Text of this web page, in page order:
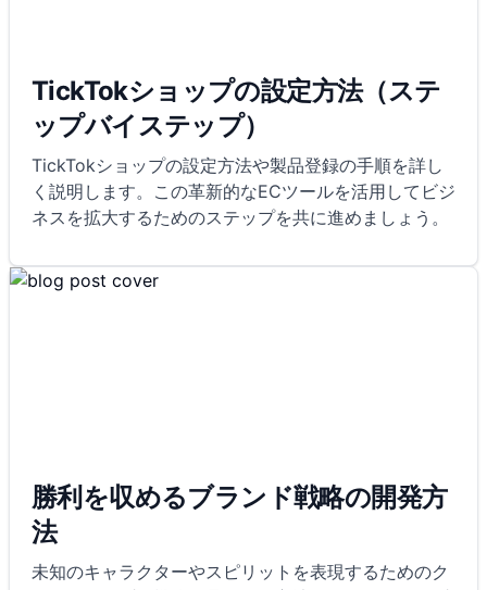
TickTokショップの設定方法（ステ
ップバイステップ）
TickTokショップの設定方法や製品登録の手順を詳し
く説明します。この革新的なECツールを活用してビジ
ネスを拡大するためのステップを共に進めましょう。
勝利を収めるブランド戦略の開発方
法
未知のキャラクターやスピリットを表現するためのク